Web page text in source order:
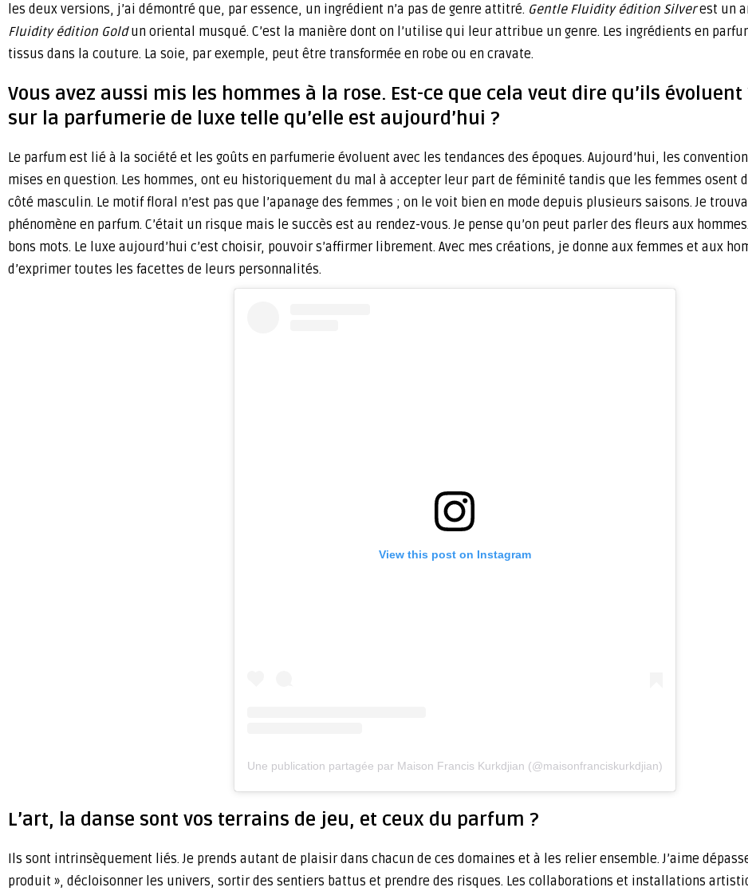
les deux versions, j’ai démontré que, par essence, un ingrédient n’a pas de genre attitré. Gentle Fluidity édition Silverest un
Fluidity édition Goldun oriental musqué. C’est la manière dont on l’utilise qui leur attribue un genre. Les ingrédients en
tissus dans la couture. La soie, par exemple, peut être transformée en robe ou en cravate.
Vous avez aussi mis les hommes à la rose. Est-ce que cela veut dire qu’ils évoluent
sur la parfumerie de luxe telle qu’elle est aujourd’hui ?
Le parfum est lié à la société et les goûts en parfumerie évoluent avec les tendances des époques. Aujourd’hui, les
mises en question. Les hommes, ont eu historiquement du mal à accepter leur part de féminité tandis que les femmes osent
côté masculin. Le motif floral n’est pas que l’apanage des femmes ; on le voit bien en mode depuis plusieurs saisons. Je
phénomène en parfum. C’était un risque mais le succès est au rendez-vous. Je pense qu’on peut parler des fleurs aux
bons mots. Le luxe aujourd’hui c’est choisir, pouvoir s’affirmer librement. Avec mes créations, je donne aux femmes et aux
d’exprimer toutes les facettes de leurs personnalités.
View this post on Instagram
Une publication partagée par Maison Francis Kurkdjian (@maisonfranciskurkdjian)
L’art, la danse sont vos terrains de jeu, et ceux du parfum ?
Ils sont intrinsèquement liés. Je prends autant de plaisir dans chacun de ces domaines et à les relier ensemble. J’aime
produit », décloisonner les univers, sortir des sentiers battus et prendre des risques. Les collaborations et installations